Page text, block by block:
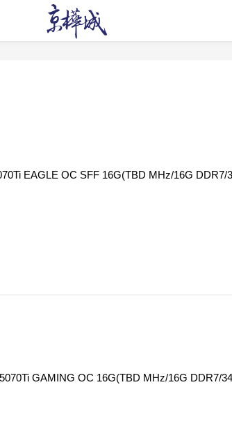
EAGLE OC SFF 16G(TBD MHz/16G DDR7/
GAMING OC 16G(TBD MHz/16G DDR7/